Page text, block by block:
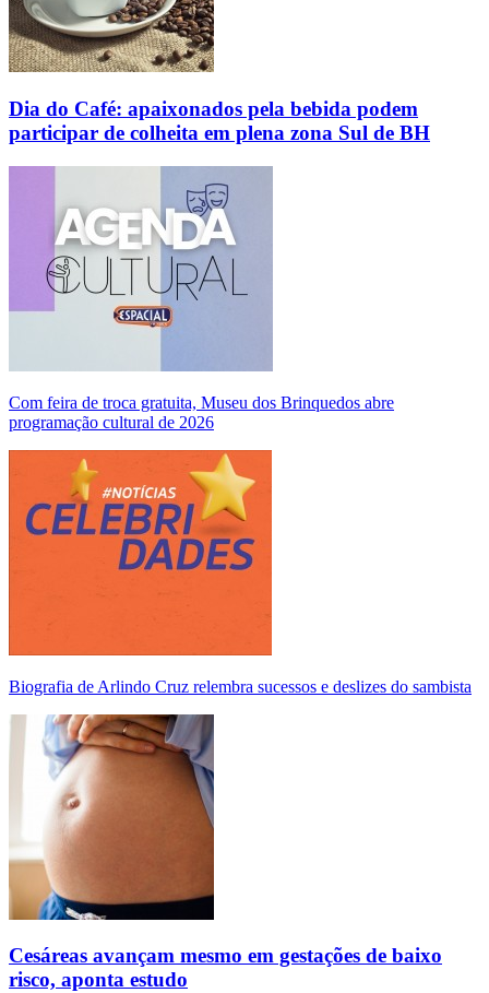
Dia do Café: apaixonados pela bebida podem
participar de colheita em plena zona Sul de BH
Com feira de troca gratuita, Museu dos Brinquedos abre
programação cultural de 2026
Biografia de Arlindo Cruz relembra sucessos e deslizes do sambista
Cesáreas avançam mesmo em gestações de baixo
risco, aponta estudo